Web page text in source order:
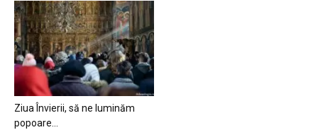
Ziua Învierii, să ne luminăm
popoare…